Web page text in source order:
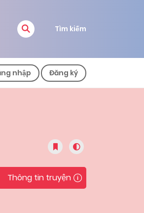
Tìm kiếm
nhập Đăng ký
Thông tin truyện